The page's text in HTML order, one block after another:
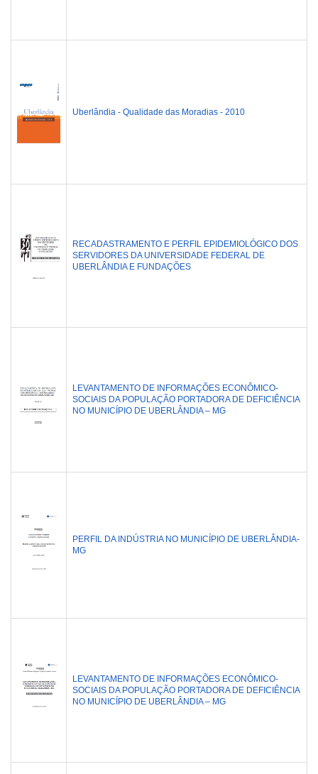
Uberlândia - Qualidade das Moradias - 2010
RECADASTRAMENTO E PERFIL EPIDEMIOLÓGICO DOS
SERVIDORES DA UNIVERSIDADE FEDERAL DE
UBERLÂNDIA E FUNDAÇÕES
LEVANTAMENTO DE INFORMAÇÕES ECONÔMICO-
SOCIAIS DA POPULAÇÃO PORTADORA DE DEFICIÊNCIA
NO MUNICÍPIO DE UBERLÂNDIA – MG
PERFIL DA INDÚSTRIA NO MUNICÍPIO DE UBERLÂNDIA-
MG
LEVANTAMENTO DE INFORMAÇÕES ECONÔMICO-
SOCIAIS DA POPULAÇÃO PORTADORA DE DEFICIÊNCIA
NO MUNICÍPIO DE UBERLÂNDIA – MG